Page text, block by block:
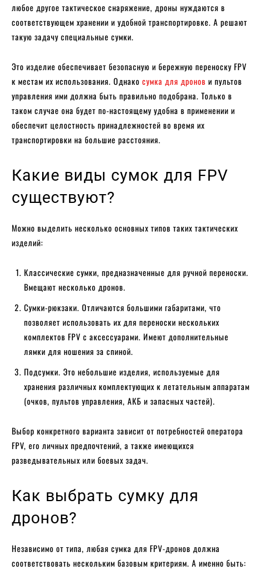
любое другое тактическое снаряжение, дроны нуждаются в
соответствующем хранении и удобной транспортировке. А решают
такую задачу специальные сумки.
Это изделие обеспечивает безопасную и бережную переноску FPV
к местам их использования. Однако сумка для дронов и пультов
управления ими должна быть правильно подобрана. Только в
таком случае она будет по-настоящему удобна в применении и
обеспечит целостность принадлежностей во время их
транспортировки на большие расстояния.
Какие виды сумок для FPV
существуют?
Можно выделить несколько основных типов таких тактических
изделий:
Классические сумки, предназначенные для ручной переноски.
Вмещают несколько дронов.
Сумки-рюкзаки. Отличаются большими габаритами, что
позволяет использовать их для переноски нескольких
комплектов FPV с аксессуарами. Имеют дополнительные
лямки для ношения за спиной.
Подсумки. Это небольшие изделия, используемые для
хранения различных комплектующих к летательным аппаратам
(очков, пультов управления, АКБ и запасных частей).
Выбор конкретного варианта зависит от потребностей оператора
FPV, его личных предпочтений, а также имеющихся
разведывательных или боевых задач.
Как выбрать сумку для
дронов?
Независимо от типа, любая сумка для FPV-дронов должна
соответствовать нескольким базовым критериям. А именно быть: